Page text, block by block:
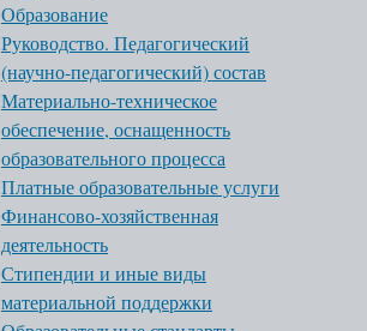
Образование
Руководство. Педагогический
(научно-педагогический) состав
Материально-техническое
обеспечение, оснащенность
образовательного процесса
Платные образовательные услуги
Финансово-хозяйственная
деятельность
Стипендии и иные виды
материальной поддержки